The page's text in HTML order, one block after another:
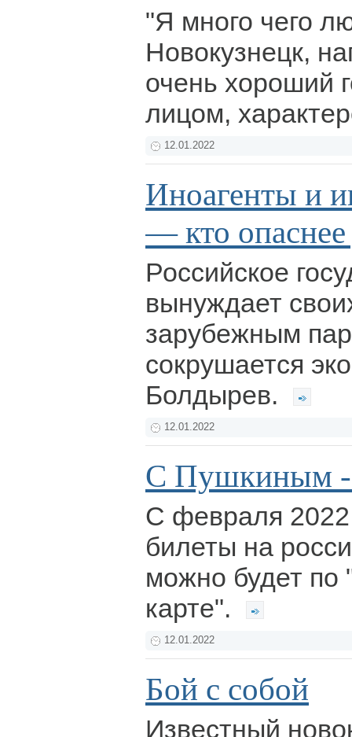
"Я много чего
Новокузнецк,
очень хороший
лицом,
12.01.2022
Иноагенты и
— кто
Российское
вынуждает
зарубежным
сокрушается
Болдырев.
12.01.2022
С Пушкиным -
С февраля 2022
билеты на
можно будет по
карте".
12.01.2022
Бой с собой
Известный